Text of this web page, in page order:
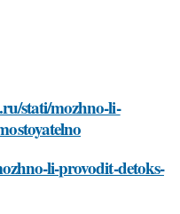
stati/mozhno-li-
li-provodit-detoks-